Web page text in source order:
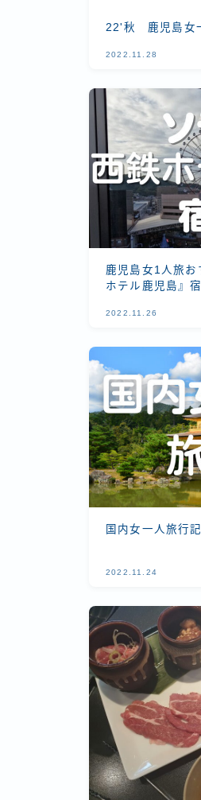
22'秋 鹿児島女
2022.11.28
鹿児島女1人旅お
ホテル鹿児島』
2022.11.26
国内女一人旅行記
2022.11.24